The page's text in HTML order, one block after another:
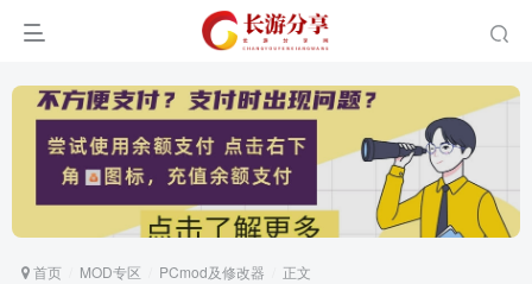
首页 MOD专区 PCmod及修改器 正文